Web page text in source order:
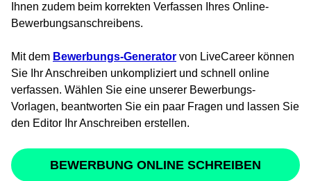
Ihnen zudem beim korrekten Verfassen Ihres Online-
Bewerbungsanschreibens.
Mit dem Bewerbungs-Generator von LiveCareer können
Sie Ihr Anschreiben unkompliziert und schnell online
verfassen. Wählen Sie eine unserer Bewerbungs-
Vorlagen, beantworten Sie ein paar Fragen und lassen Sie
den Editor Ihr Anschreiben erstellen.
BEWERBUNG ONLINE SCHREIBEN